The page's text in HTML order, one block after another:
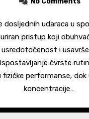
pristup koji
i
čvrste
fizičke performanse, dok
koncentracije…